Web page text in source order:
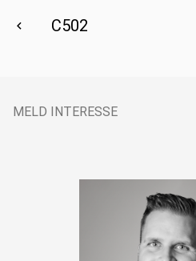
C502
MELD INTERESSE